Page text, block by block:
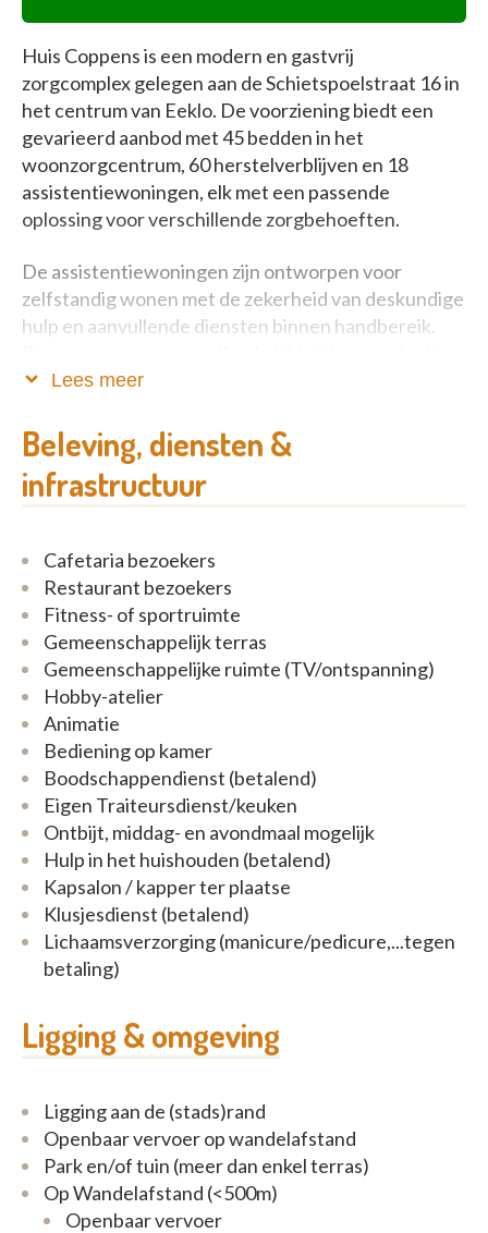
Huis Coppens is een modern en gastvrij
zorgcomplex gelegen aan de Schietspoelstraat 16 in
het centrum van Eeklo. De voorziening biedt een
gevarieerd aanbod met 45 bedden in het
woonzorgcentrum, 60 herstelverblijven en 18
assistentiewoningen, elk met een passende
oplossing voor verschillende zorgbehoeften.
De assistentiewoningen zijn ontworpen voor
zelfstandig wonen met de zekerheid van deskundige
hulp en aanvullende diensten binnen handbereik.
een modern kader.
Onder leiding van directrice Sandra Tack staat Huis
Coppens voor familie met het hart op de juiste
plaats. Het toegewijd team zet het leven centraal en
Contact:
Tel: +32 9 377 13 17
E-mail:info@huiscoppens.be
Website:www.huiscoppens.be
Lees meer
Beleving, diensten &
infrastructuur
Cafetaria bezoekers
Restaurant bezoekers
Fitness- of sportruimte
Gemeenschappelijk terras
Gemeenschappelijke ruimte (TV/ontspanning)
Hobby-atelier
Animatie
Bediening op kamer
Boodschappendienst (betalend)
Eigen Traiteursdienst/keuken
Ontbijt, middag- en avondmaal mogelijk
Hulp in het huishouden (betalend)
Kapsalon / kapper ter plaatse
Klusjesdienst (betalend)
Lichaamsverzorging (manicure/pedicure,...tegen
betaling)
Ligging & omgeving
Ligging aan de (stads)rand
Openbaar vervoer op wandelafstand
Park en/of tuin (meer dan enkel terras)
Op Wandelafstand (<500m)
Openbaar vervoer